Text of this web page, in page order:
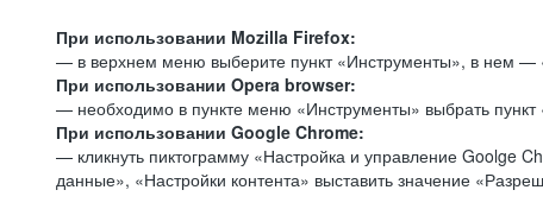
При использовании Mozilla Firefox:
— в верхнем меню выберите пункт «Инструменты», в нем —
При использовании Opera browser:
— необходимо в пункте меню «Инструменты» выбрать
При использовании Google Chrome:
— кликнуть пиктограмму «Настройка и управление Goolge
данные», «Настройки контента» выставить значение